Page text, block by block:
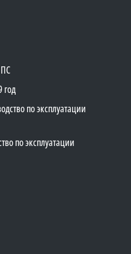
год
по эксплуатации
по эксплуатации